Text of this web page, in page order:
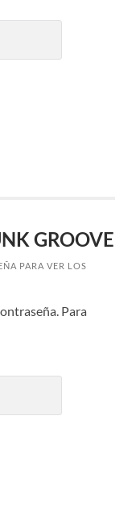
GROOVE
PARA VER LOS
Para